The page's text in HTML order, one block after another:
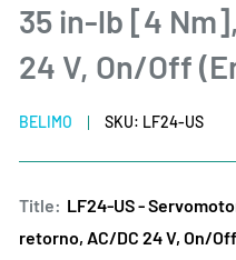
35 in-lb [4
24 V, On/Off
BELIMO SKU: LF24-US
Title: LF24-US -
retorno, AC/DC 24 V, On/